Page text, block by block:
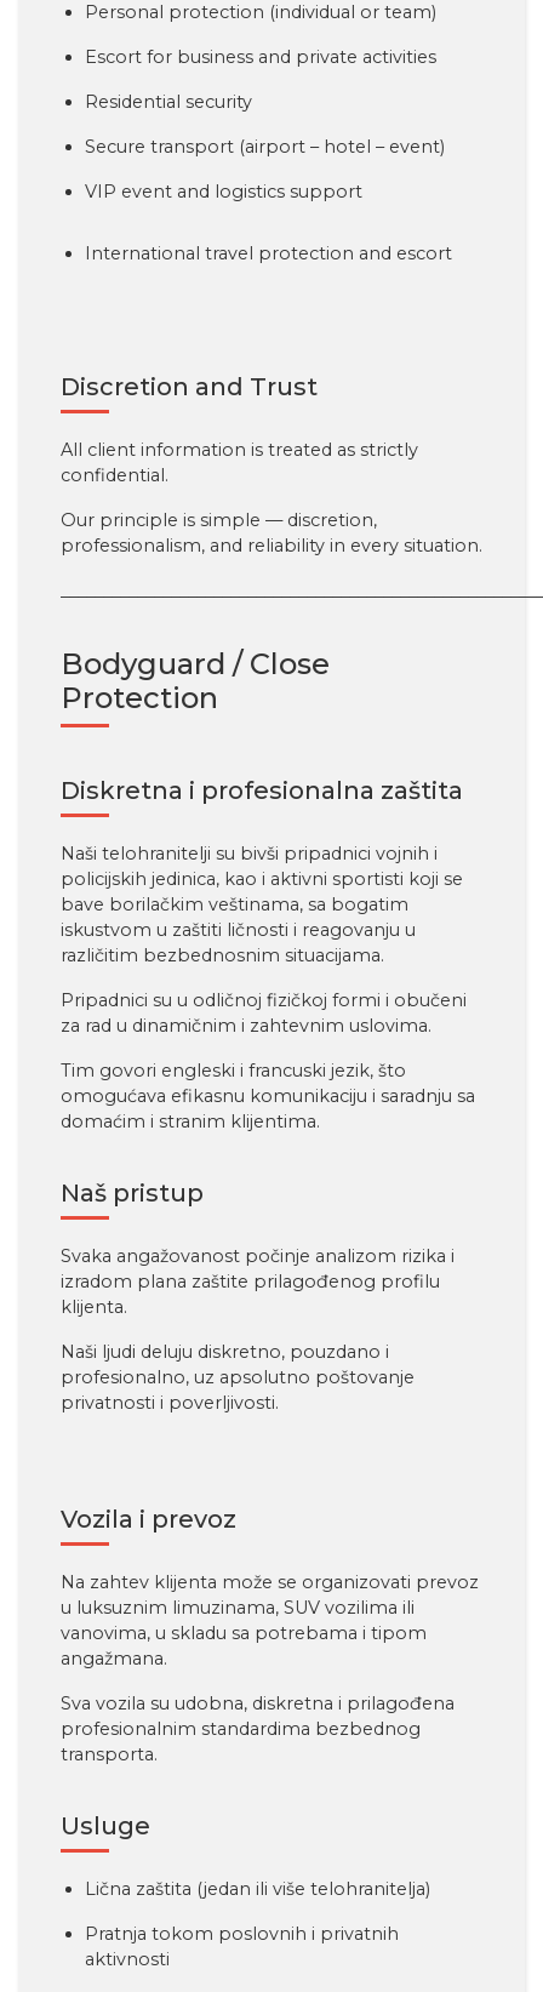
Personal protection (individual or team)
Escort for business and private activities
Residential security
Secure transport (airport – hotel – event)
VIP event and logistics support
International travel protection and escort
Discretion and Trust
All client information is treated as strictly
confidential.
Our principle is simple — discretion,
professionalism, and reliability in every situation.
Bodyguard / Close
Protection
Diskretna i profesionalna zaštita
Naši telohranitelji su bivši pripadnici vojnih i
policijskih jedinica, kao i aktivni sportisti koji se
bave borilačkim veštinama, sa bogatim
iskustvom u zaštiti ličnosti i reagovanju u
različitim bezbednosnim situacijama.
Pripadnici su u odličnoj fizičkoj formi i obučeni
za rad u dinamičnim i zahtevnim uslovima.
Tim govori engleski i francuski jezik, što
omogućava efikasnu komunikaciju i saradnju sa
domaćim i stranim klijentima.
Naš pristup
Svaka angažovanost počinje analizom rizika i
izradom plana zaštite prilagođenog profilu
klijenta.
Naši ljudi deluju diskretno, pouzdano i
profesionalno, uz apsolutno poštovanje
privatnosti i poverljivosti.
Vozila i prevoz
Na zahtev klijenta može se organizovati prevoz
u luksuznim limuzinama, SUV vozilima ili
vanovima, u skladu sa potrebama i tipom
angažmana.
Sva vozila su udobna, diskretna i prilagođena
profesionalnim standardima bezbednog
transporta.
Usluge
Lična zaštita (jedan ili više telohranitelja)
Pratnja tokom poslovnih i privatnih
aktivnosti